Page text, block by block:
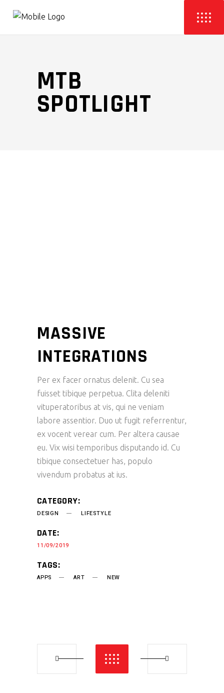
MTB
SPOTLIGHT
MASSIVE
INTEGRATIONS
Per ex facer ornatus delenit. Cu sea
fuisset tibique perpetua. Clita deleniti
vituperatoribus at vis, qui ne veniam
labore assentior. Duo ut fugit referrentur,
ex vocent verear cum. Per altera causae
eu. Vix wisi temporibus disputando id. Cu
tibique consectetuer has, populo
vivendum probatus at ius.
CATEGORY:
DESIGN LIFESTYLE
DATE:
11/09/2019
TAGS:
APPS ART NEW